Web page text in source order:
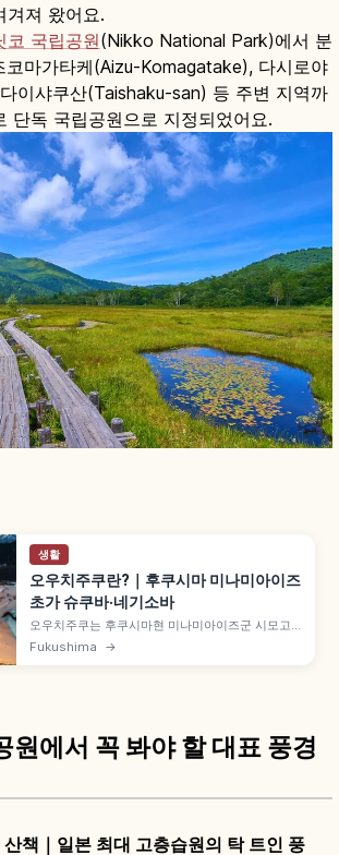
겨져 왔어요.
코 국립공원(Nikko National Park)에서 분
코마가타케(Aizu-Komagatake), 다시로야
이샤쿠산(Taishaku-san) 등 주변 지역까
단독 국립공원으로 지정되었어요.
생활
오우치주쿠란?｜후쿠시마 미나미아이즈
초가 슈쿠바·네기소바
오우치주쿠는 후쿠시마현 미나미아이즈군 시모고
마치의 초가지붕 가옥이 늘어선 옛 슈쿠바마치(역참
Fukushima →
원에서 꼭 봐야 할 대표 풍경
책｜일본 최대 고층습원의 탁 트인 풍